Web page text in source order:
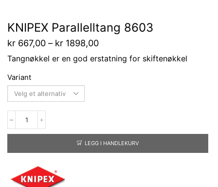
KNIPEX Parallelltang 8603
kr 667,00 – kr 1898,00
Tangnøkkel er en god erstatning for skiftenøkkel
Variant
LEGG I HANDLEKURV